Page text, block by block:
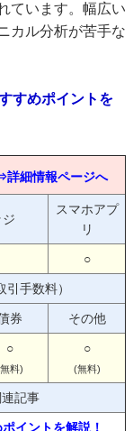
ています。幅広い
カル分析が苦手な
すめポイントを
詳細情報ページへ
スマホアプ
リ
○
手数料）
券 その他
○
料)
○
(無料)
記事
イントを解説！